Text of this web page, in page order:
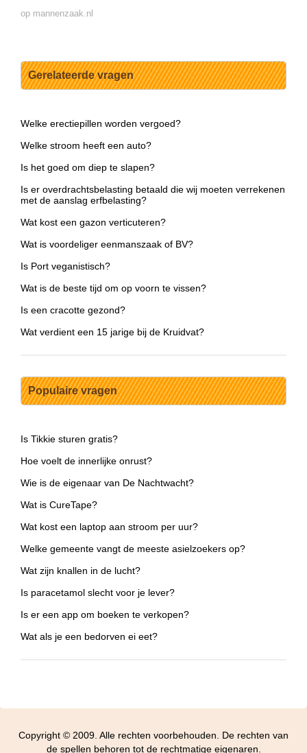
op mannenzaak.nl
Gerelateerde vragen
Welke erectiepillen worden vergoed?
Welke stroom heeft een auto?
Is het goed om diep te slapen?
Is er overdrachtsbelasting betaald die wij moeten verrekenen
met de aanslag erfbelasting?
Wat kost een gazon verticuteren?
Wat is voordeliger eenmanszaak of BV?
Is Port veganistisch?
Wat is de beste tijd om op voorn te vissen?
Is een cracotte gezond?
Wat verdient een 15 jarige bij de Kruidvat?
Populaire vragen
Is Tikkie sturen gratis?
Hoe voelt de innerlijke onrust?
Wie is de eigenaar van De Nachtwacht?
Wat is CureTape?
Wat kost een laptop aan stroom per uur?
Welke gemeente vangt de meeste asielzoekers op?
Wat zijn knallen in de lucht?
Is paracetamol slecht voor je lever?
Is er een app om boeken te verkopen?
Wat als je een bedorven ei eet?
Copyright © 2009. Alle rechten voorbehouden. De rechten van
de spellen behoren tot de rechtmatige eigenaren.